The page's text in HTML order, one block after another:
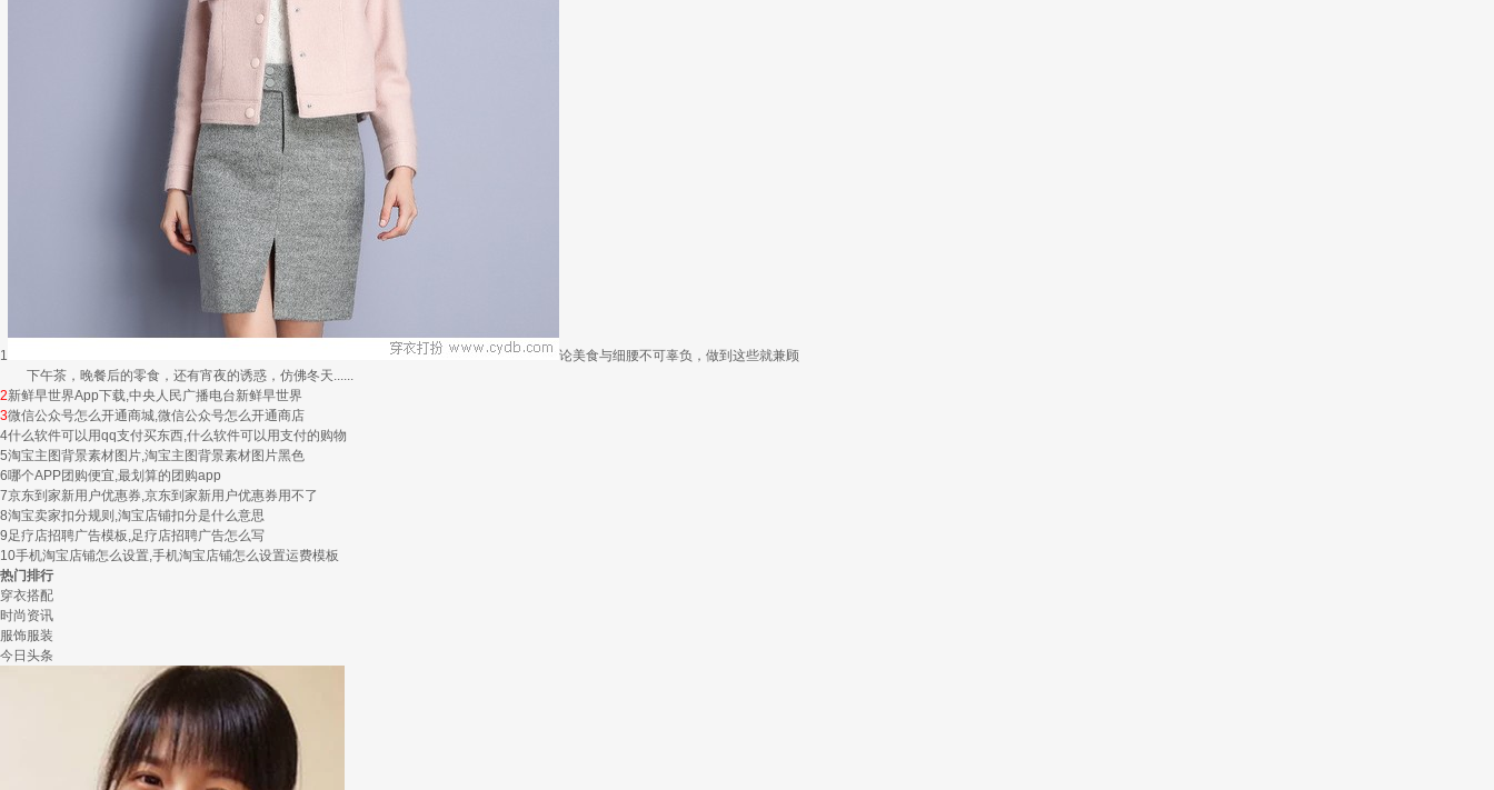
1
论美食与细腰不可辜负，做到这些就兼顾
下午茶，晚餐后的零食，还有宵夜的诱惑，仿佛冬天......
2新鲜早世界App下载,中央人民广播电台新鲜早世界
3微信公众号怎么开通商城,微信公众号怎么开通商店
4什么软件可以用qq支付买东西,什么软件可以用支付的购物
5淘宝主图背景素材图片,淘宝主图背景素材图片黑色
6哪个APP团购便宜,最划算的团购app
7京东到家新用户优惠券,京东到家新用户优惠券用不了
8淘宝卖家扣分规则,淘宝店铺扣分是什么意思
9足疗店招聘广告模板,足疗店招聘广告怎么写
10手机淘宝店铺怎么设置,手机淘宝店铺怎么设置运费模板
热门排行
穿衣搭配
时尚资讯
服饰服装
今日头条